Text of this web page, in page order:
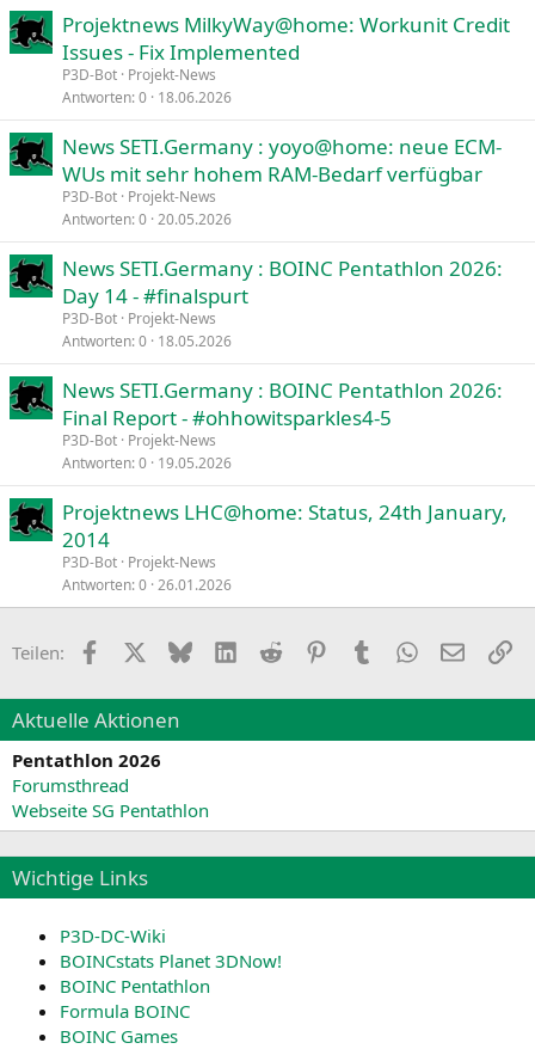
Verdana
Projektnews MilkyWay@home: Workunit Credit
Issues - Fix Implemented
P3D-Bot Projekt-News
Antworten 0 18.06.2026
News SETI.Germany : yoyo@home: neue ECM-
WUs mit sehr hohem RAM-Bedarf verfügbar
P3D-Bot Projekt-News
Antworten 0 20.05.2026
News SETI.Germany : BOINC Pentathlon 2026:
Day 14 - #finalspurt
P3D-Bot Projekt-News
Antworten 0 18.05.2026
News SETI.Germany : BOINC Pentathlon 2026:
Final Report - #ohhowitsparkles4-5
P3D-Bot Projekt-News
Antworten 0 19.05.2026
Projektnews LHC@home: Status, 24th January,
2014
P3D-Bot Projekt-News
Antworten 0 26.01.2026
Teilen: Facebook BlueskyLinkedIn
Reddit PinterestTumblr WhatsApp
E-Mail
Aktuelle Aktionen
Pentathlon 2026
Forumsthread
Webseite SG Pentathlon
Wichtige Links
P3D-DC-Wiki
BOINCstats Planet 3DNow!
BOINC Pentathlon
Formula BOINC
BOINC Games